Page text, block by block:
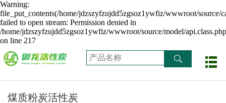
Warning:
file_put_contents(/home/jdzszyfzujdd5zgsoz1ywfiz/wwwroot/source/
failed to open stream: Permission denied in
/home/jdzszyfzujdd5zgsoz1ywfiz/wwwroot/source/model/api.class.php
on line 217
煤质粉炭活性炭